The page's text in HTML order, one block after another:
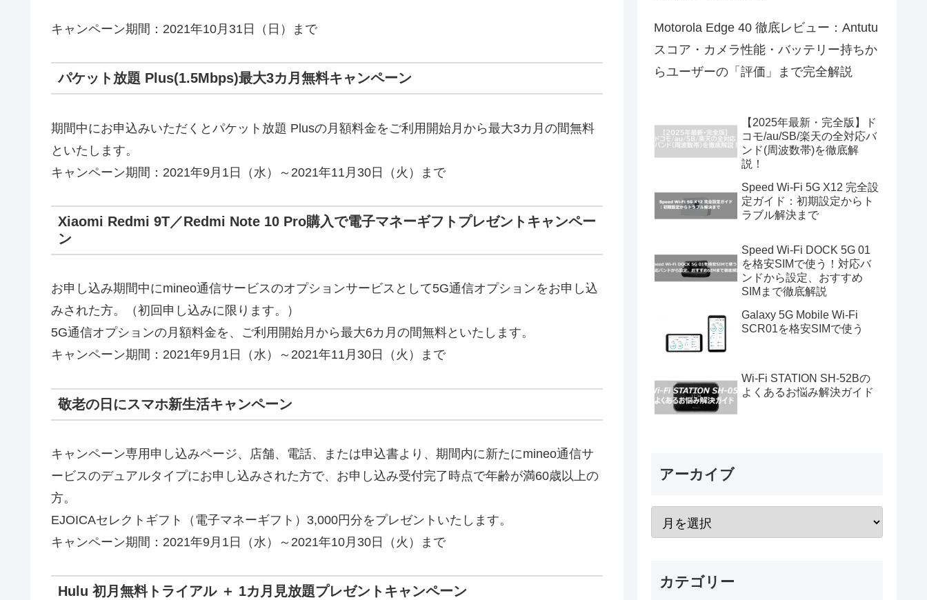
キャンペーン期間：2021年10月31日（日）まで
パケット放題 Plus(1.5Mbps)最大3カ月無料キャンペーン
期間中にお申込みいただくとパケット放題 Plusの月額料金をご利用開始月から最大3カ月の間無料
といたします。
キャンペーン期間：2021年9月1日（水）～2021年11月30日（火）まで
Xiaomi Redmi 9T／Redmi Note 10 Pro購入で電子マネーギフトプレゼントキャンペー
ン
お申し込み期間中にmineo通信サービスのオプションサービスとして5G通信オプションをお申し込
みされた方。（初回申し込みに限ります。）
5G通信オプションの月額料金を、ご利用開始月から最大6カ月の間無料といたします。
キャンペーン期間：2021年9月1日（水）～2021年11月30日（火）まで
敬老の日にスマホ新生活キャンペーン
キャンペーン専用申し込みページ、店舗、電話、または申込書より、期間内に新たにmineo通信サ
ービスのデュアルタイプにお申し込みされた方で、お申し込み受付完了時点で年齢が満60歳以上の
方。
EJOICAセレクトギフト（電子マネーギフト）3,000円分をプレゼントいたします。
キャンペーン期間：2021年9月1日（水）～2021年10月30日（火）まで
Hulu 初月無料トライアル ＋ 1カ月見放題プレゼントキャンペーン
Motorola Edge 40 徹底レビュー：Antutu
スコア・カメラ性能・バッテリー持ちか
らユーザーの「評価」まで完全解説
【2025年最新・完全版】ド
コモ/au/SB/楽天の全対応バ
ンド(周波数帯)を徹底解
説！
Speed Wi-Fi 5G X12 完全設
定ガイド：初期設定からト
ラブル解決まで
Speed Wi-Fi DOCK 5G 01
を格安SIMで使う！対応バ
ンドから設定、おすすめ
SIMまで徹底解説
Galaxy 5G Mobile Wi-Fi
SCR01を格安SIMで使う
Wi-Fi STATION SH-52Bの
よくあるお悩み解決ガイド
アーカイブ
カテゴリー